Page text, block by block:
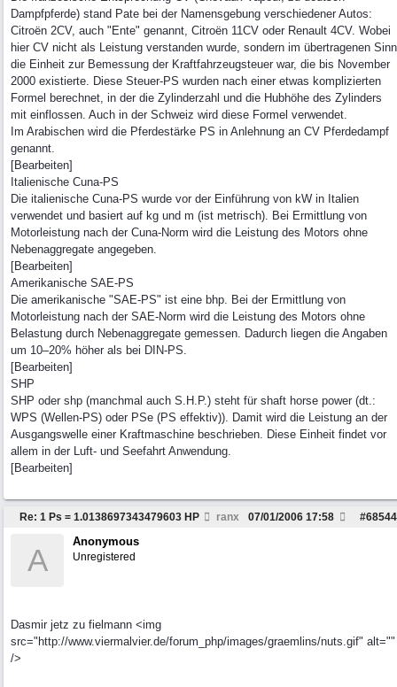
Dampfpferde) stand Pate bei der Namensgebung verschiedener Autos:
Citroën 2CV, auch "Ente" genannt, Citroën 11CV oder Renault 4CV. Wobei
hier CV nicht als Leistung verstanden wurde, sondern im übertragenen Sinn
die Einheit zur Bemessung der Kraftfahrzeugsteuer war, die bis November
2000 existierte. Diese Steuer-PS wurden nach einer etwas komplizierten
Formel berechnet, in der die Zylinderzahl und die Hubhöhe des Zylinders
mit einflossen. Auch in der Schweiz wird diese Formel verwendet.
Im Arabischen wird die Pferdestärke PS in Anlehnung an CV Pferdedampf
genannt.
[Bearbeiten]
Italienische Cuna-PS
Die italienische Cuna-PS wurde vor der Einführung von kW in Italien
verwendet und basiert auf kg und m (ist metrisch). Bei Ermittlung von
Motorleistung nach der Cuna-Norm wird die Leistung des Motors ohne
Nebenaggregate angegeben.
[Bearbeiten]
Amerikanische SAE-PS
Die amerikanische "SAE-PS" ist eine bhp. Bei der Ermittlung von
Motorleistung nach der SAE-Norm wird die Leistung des Motors ohne
Belastung durch Nebenaggregate gemessen. Dadurch liegen die Angaben
um 10–20% höher als bei DIN-PS.
[Bearbeiten]
SHP
SHP oder shp (manchmal auch S.H.P.) steht für shaft horse power (dt.:
WPS (Wellen-PS) oder PSe (PS effektiv)). Damit wird die Leistung an der
Ausgangswelle einer Kraftmaschine beschrieben. Diese Einheit findet vor
allem in der Luft- und Seefahrt Anwendung.
[Bearbeiten]
Re: 1 Ps = 1.0138697343479603 HP ranx #68544
07/01/2006 17:58
A
Anonymous
Unregistered
Dasmir jetz zu fielmann <img
src="http://www.viermalvier.de/forum_php/images/graemlins/nuts.gif" alt=""
/>